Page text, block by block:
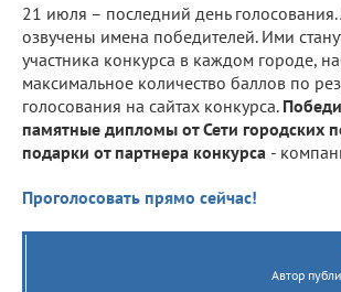
21 июля – последний день
озвучены имена победителей. Ими
участника конкурса в каждом городе,
максимальное количество баллов по
голосования на сайтах конкурса.
памятные дипломы от Сети городских
подарки от партнера конкурса -
Проголосовать прямо сейчас!
Автор